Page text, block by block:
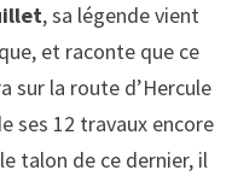
, sa légende vient
et raconte que ce
sur la route d’Hercule
ses 12 travaux encore
talon de ce dernier, il